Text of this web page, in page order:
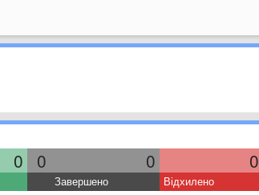
0 0 0 0
Завершено Відхилено